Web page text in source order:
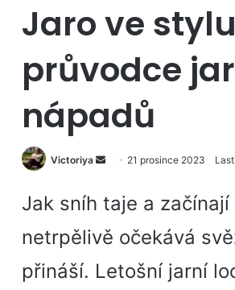
Jaro ve
průvodce
nápadů
Victoriya
Send
email
21 prosince 2023
Jak sníh taje a
netrpělivě očekává
přináší. Letošní jarní